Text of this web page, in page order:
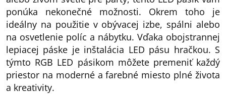
ponúka nekonečné možnosti. Okrem toho je
ideálny na použitie v obývacej izbe, spálni alebo
na osvetlenie políc a nábytku. Vďaka obojstrannej
lepiacej páske je inštalácia LED pásu hračkou. S
týmto RGB LED pásikom môžete premeniť každý
priestor na moderné a farebné miesto plné života
a kreativity.